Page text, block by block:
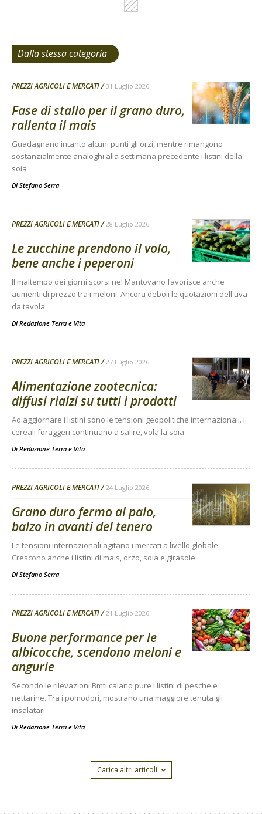
Dalla stessa categoria
PREZZI AGRICOLI E MERCATI 31 Luglio 2026
Fase di stallo per il grano duro,
rallenta il mais
Guadagnano intanto alcuni punti gli orzi, mentre rimangono
sostanzialmente analoghi alla settimana precedente i listini della
soia
Di Stefano Serra
PREZZI AGRICOLI E MERCATI 28 Luglio 2026
Le zucchine prendono il volo,
bene anche i peperoni
Il maltempo dei giorni scorsi nel Mantovano favorisce anche
aumenti di prezzo tra i meloni. Ancora deboli le quotazioni dell'uva
da tavola
Di Redazione Terra e Vita
PREZZI AGRICOLI E MERCATI 27 Luglio 2026
Alimentazione zootecnica:
diffusi rialzi su tutti i prodotti
Ad aggiornare i listini sono le tensioni geopolitiche internazionali. I
cereali foraggeri continuano a salire, vola la soia
Di Redazione Terra e Vita
PREZZI AGRICOLI E MERCATI 24 Luglio 2026
Grano duro fermo al palo,
balzo in avanti del tenero
Le tensioni internazionali agitano i mercati a livello globale.
Crescono anche i listini di mais, orzo, soia e girasole
Di Stefano Serra
PREZZI AGRICOLI E MERCATI 21 Luglio 2026
Buone performance per le
albicocche, scendono meloni e
angurie
Secondo le rilevazioni Bmti calano pure i listini di pesche e
nettarine. Tra i pomodori, mostrano una maggiore tenuta gli
insalatari
Di Redazione Terra e Vita
Carica altri articoli